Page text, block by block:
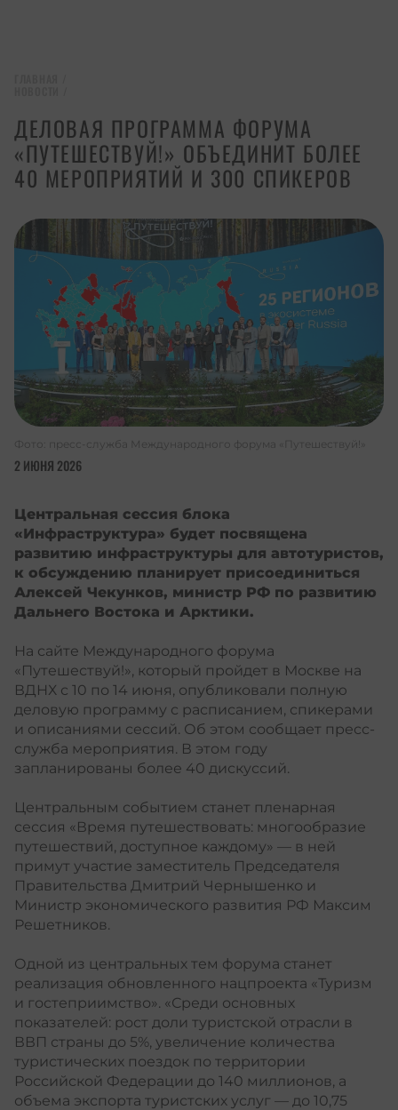
ДЕЛОВАЯ ПРОГРАММА ФОРУМА
«ПУТЕШЕСТВУЙ!» ОБЪЕДИНИТ БОЛЕЕ
40 МЕРОПРИЯТИЙ И 300 СПИКЕРОВ
2 ИЮНЯ 2026
Фото: пресс-служба Международного форума «Путешествуй!»
Центральная сессия блока
«Инфраструктура» будет посвящена
развитию инфраструктуры для автотуристов,
к обсуждению планирует присоединиться
Алексей Чекунков, министр РФ по развитию
Дальнего Востока и Арктики.
На сайте Международного форума
«Путешествуй!», который пройдет в Москве на
ВДНХ с 10 по 14 июня, опубликовали полную
деловую программу с расписанием, спикерами
и описаниями сессий. Об этом сообщает пресс-
служба мероприятия. В этом году
запланированы более 40 дискуссий.
Центральным событием станет пленарная
сессия «Время путешествовать: многообразие
путешествий, доступное каждому» — в ней
примут участие заместитель Председателя
Правительства Дмитрий Чернышенко и
Министр экономического развития РФ Максим
Решетников.
Одной из центральных тем форума станет
реализация обновленного нацпроекта «Туризм
и гостеприимство». «Среди основных
показателей: рост доли туристской отрасли в
ВВП страны до 5%, увеличение количества
туристических поездок по территории
Российской Федерации до 140 миллионов, а
объема экспорта туристских услуг — до 10,75